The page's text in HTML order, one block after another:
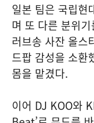
일본 팀은 국립현
며 또 다른 분위
러브송 사잔 올스
드팝 감성을 소환
몸을 맡겼다.
이어 DJ KOO와